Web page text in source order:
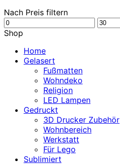
Nach Preis filtern
Min.
Preis
Max.
Shop
Home
Gelasert
Fußmatten
Wohndeko
Religion
LED Lampen
Gedruckt
3D Drucker Zubehör
Wohnbereich
Werkstatt
Für Lego
Sublimiert